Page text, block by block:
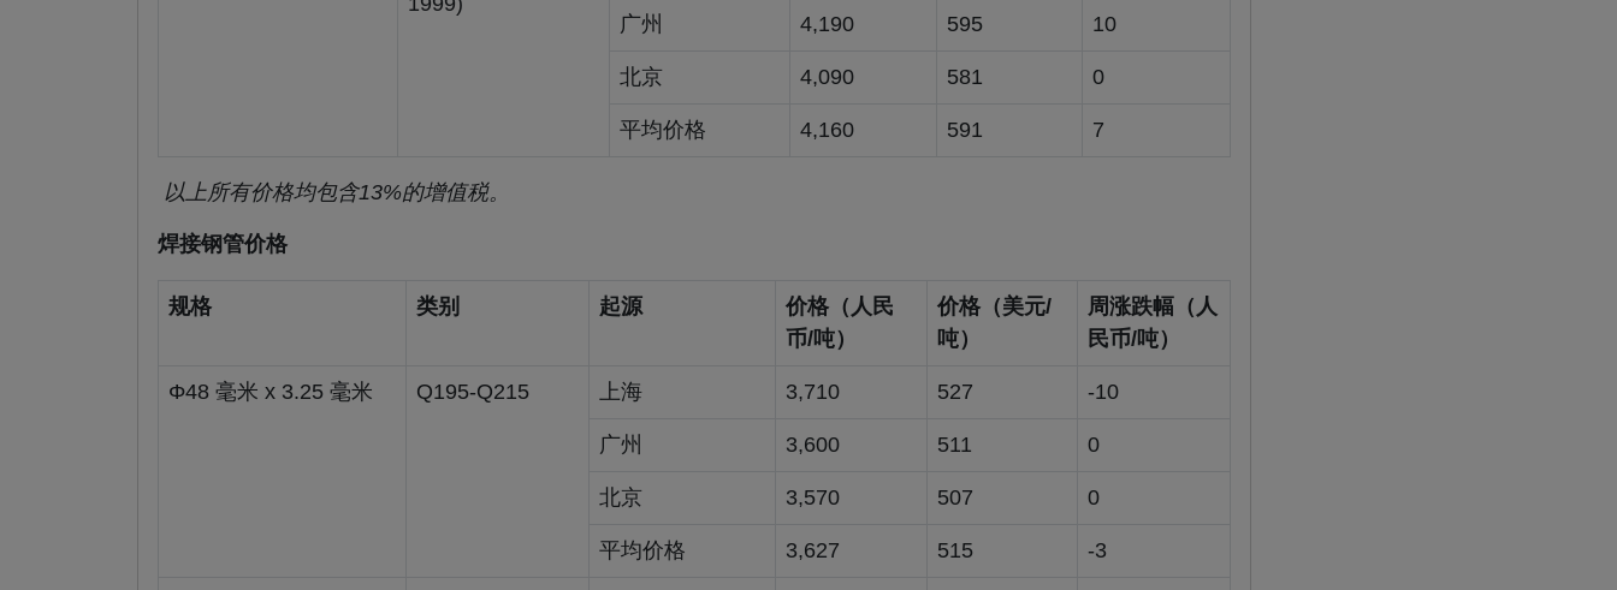
广州 4,190 595 10
北京 4,090 581 0
平均价格 4,160 591 7
以上所有价格均包含13%的增值税。
焊接钢管价格
规格 类别 起源
价格（人民
币/吨）
价格（美元/
吨）
周涨跌幅（人
民币/吨）
Φ48 毫米 x 3.25 毫米 Q195-Q215 上海 3,710 527 -10
广州 3,600 511 0
北京 3,570 507 0
平均价格 3,627 515 -3